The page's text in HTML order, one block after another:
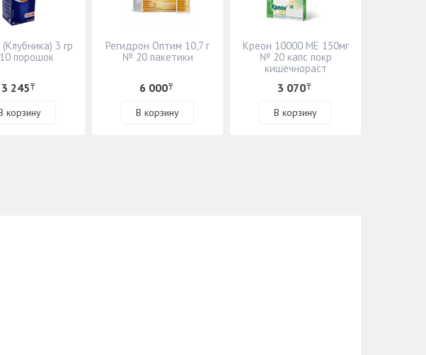
3 гр
порошок
3 245₸
корзину
Регидрон Оптим 10,7 г
№ 20 пакетики
6 000₸
В корзину
Креон 10000 МЕ 150мг
№ 20 капс покр
кишечнораст
3 070₸
В корзину